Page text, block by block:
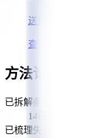
送审最常见的五
查看资产
方法论深度（
已拆解条款能力域
14
已梳理失分点